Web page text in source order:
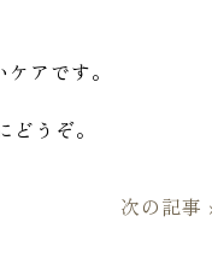
アです。
うぞ。
次の記事